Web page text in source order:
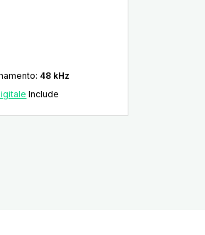
: 48 kHz
Include